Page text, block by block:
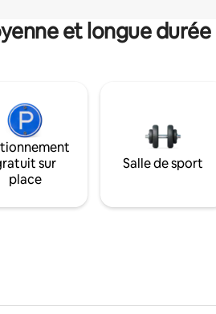
et longue durée
sur
place
Salle de sport